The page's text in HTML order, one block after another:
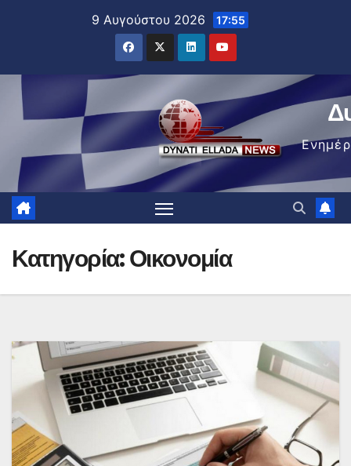
9 Αυγούστου 2026 17:55
Κατηγορία:Οικονομία